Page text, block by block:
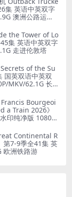
集 英语中英双字
澳洲公路运输
the Tower of Lo
集 英语中英双字
走进伦敦塔
of the Su
国英双语中英双
MKV/62.1G 长
Francis Bourgeoi
a Train 2026》
印纯净版 1080P/
Continental R
7-9季全41集 英
欧洲铁路游